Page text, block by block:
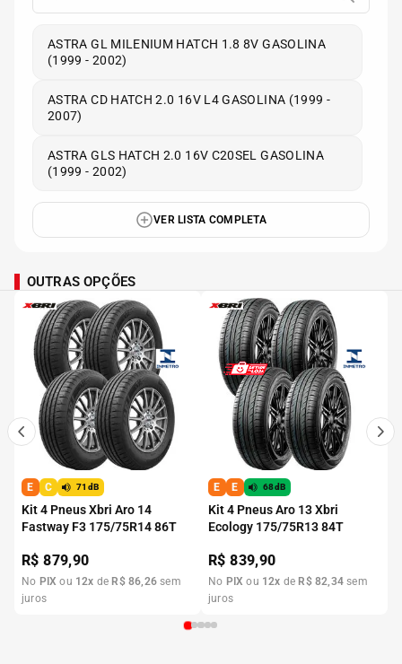
ASTRA GL MILENIUM HATCH 1.8 8V GASOLINA
(1999 - 2002)
ASTRA CD HATCH 2.0 16V L4 GASOLINA (1999 -
2007)
ASTRA GLS HATCH 2.0 16V C20SEL GASOLINA
(1999 - 2002)
VER LISTA COMPLETA
OUTRAS OPÇÕES
E C 71dB
Kit 4 Pneus Xbri Aro 14
Fastway F3 175/75R14 86T
R$879,90
No PIX ou 12x de R$ 86,26 sem
juros
E E 68dB
Kit 4 Pneus Aro 13 Xbri
Ecology 175/75R13 84T
R$839,90
No PIX ou 12x de R$ 82,34 sem
juros